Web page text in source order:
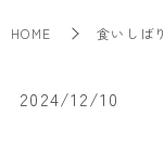
HOME 食いしばり
2024/12/10